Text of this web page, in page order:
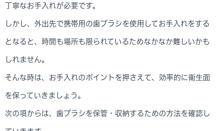
丁寧なお手入れが必要です。
しかし、外出先で携帯用の歯ブラシを使用してお手入れをする
となると、時間も場所も限られているためなかなか難しいかも
しれません。
そんな時は、お手入れのポイントを押さえて、効率的に衛生面
を保っていきましょう。
次の項からは、歯ブラシを保管・収納するための方法を確認し